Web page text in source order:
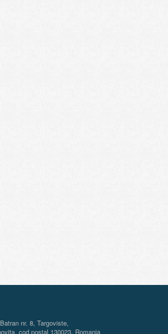
nr. 8, Targoviste,
cod postal 130023, Romania